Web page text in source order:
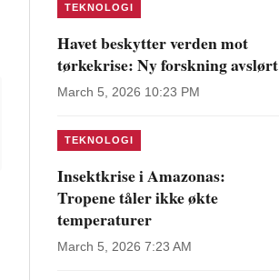
TEKNOLOGI
Havet beskytter verden mot
tørkekrise: Ny forskning avslørt
March 5, 2026 10:23 PM
TEKNOLOGI
Insektkrise i Amazonas:
Tropene tåler ikke økte
temperaturer
March 5, 2026 7:23 AM